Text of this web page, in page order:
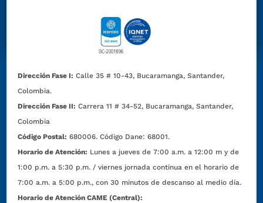
Dirección Fase I: Calle 35 # 10-43, Bucaramanga, Santander,
Colombia.
Dirección Fase II: Carrera 11 # 34-52, Bucaramanga, Santander,
Colombia
Código Postal: 680006. Código Dane: 68001.
Horario de Atención: Lunes a jueves de 7:00 a.m. a 12:00 m y de
1:00 p.m. a 5:30 p.m. / viernes jornada continua en el horario de
7:00 a.m. a 5:00 p.m., con 30 minutos de descanso al medio día.
Horario de Atención CAME (Central):